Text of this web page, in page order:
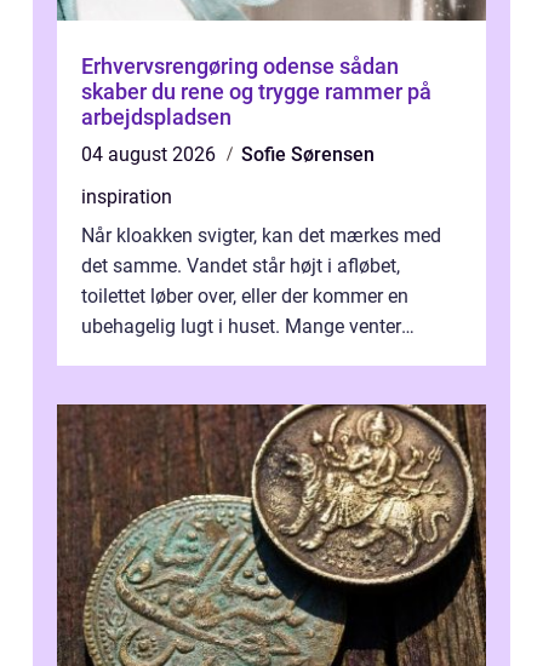
Erhvervsrengøring odense sådan
skaber du rene og trygge rammer på
arbejdspladsen
04 august 2026
Sofie Sørensen
inspiration
Når kloakken svigter, kan det mærkes med
det samme. Vandet står højt i afløbet,
toilettet løber over, eller der kommer en
ubehagelig lugt i huset. Mange venter